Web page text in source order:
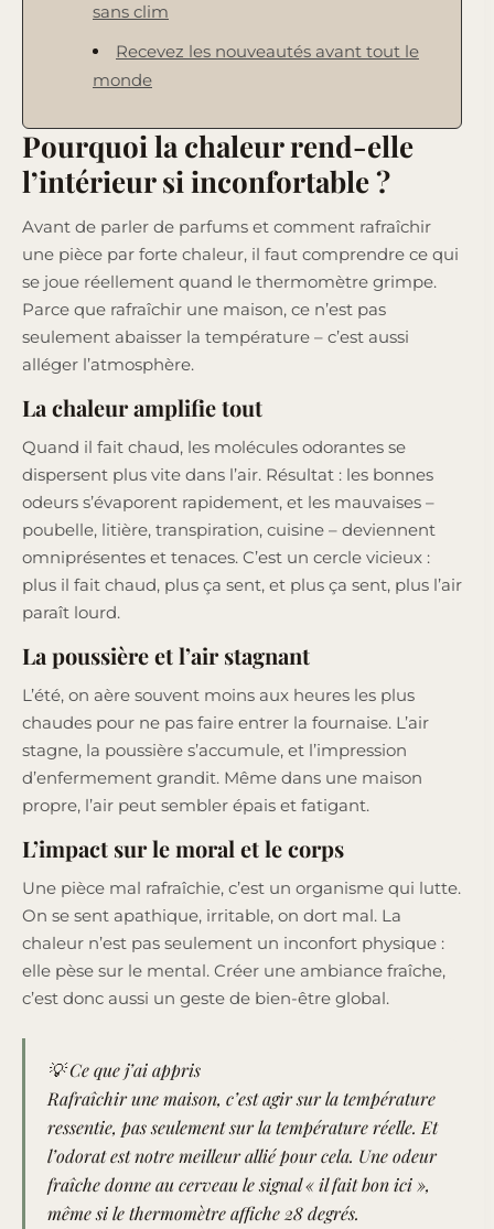
sans clim
Recevez les nouveautés avant tout le
monde
Pourquoi la chaleur rend-elle
l’intérieur si inconfortable ?
Avant de parler de parfums et comment rafraîchir
une pièce par forte chaleur, il faut comprendre ce qui
se joue réellement quand le thermomètre grimpe.
Parce que rafraîchir une maison, ce n’est pas
seulement abaisser la température – c’est aussi
alléger l’atmosphère.
La chaleur amplifie tout
Quand il fait chaud, les molécules odorantes se
dispersent plus vite dans l’air. Résultat : les bonnes
odeurs s’évaporent rapidement, et les mauvaises –
poubelle, litière, transpiration, cuisine – deviennent
omniprésentes et tenaces. C’est un cercle vicieux :
plus il fait chaud, plus ça sent, et plus ça sent, plus l’air
paraît lourd.
La poussière et l’air stagnant
L’été, on aère souvent moins aux heures les plus
chaudes pour ne pas faire entrer la fournaise. L’air
stagne, la poussière s’accumule, et l’impression
d’enfermement grandit. Même dans une maison
propre, l’air peut sembler épais et fatigant.
L’impact sur le moral et le corps
Une pièce mal rafraîchie, c’est un organisme qui lutte.
On se sent apathique, irritable, on dort mal. La
chaleur n’est pas seulement un inconfort physique :
elle pèse sur le mental. Créer une ambiance fraîche,
c’est donc aussi un geste de bien-être global.
💡 Ce que j’ai appris
Rafraîchir une maison, c’est agir sur la température
ressentie, pas seulement sur la température réelle. Et
l’odorat est notre meilleur allié pour cela. Une odeur
fraîche donne au cerveau le signal « il fait bon ici »,
même si le thermomètre affiche 28 degrés.